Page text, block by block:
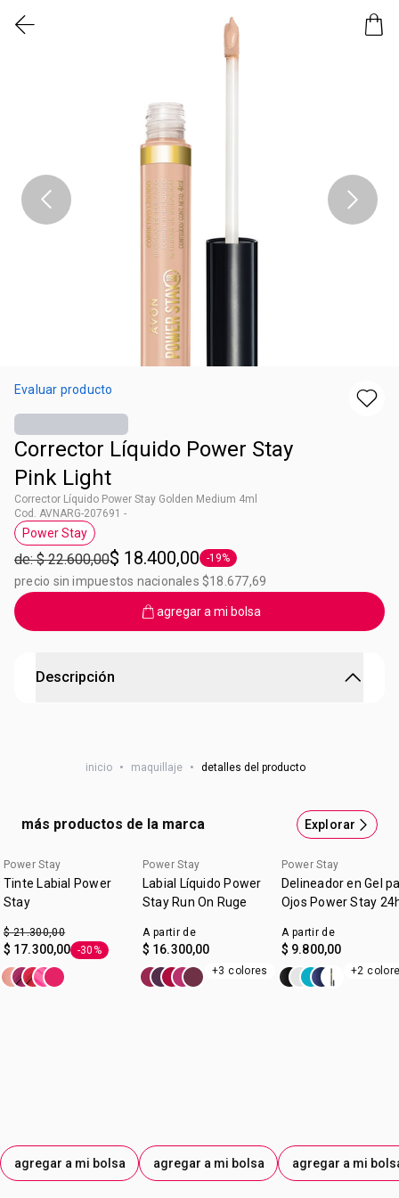
Evaluar producto
Corrector Líquido Power Stay
Pink Light
Corrector Líquido Power Stay Golden Medium 4ml
Cod. AVNARG-207691 -
Etiqueta Power Stay
Power Stay
de: $ 22.600,00$ 18.400,00 Etiqueta -19%
-19%
precio sin impuestos nacionales $18.677,69
agregar a mi bolsa
Descripción
Formula libre de aceite. Confortable con 18 hs de duración.
inicio • maquillaje • detalles del producto
más productos de la marca Explorar
Power Stay
Tinte Labial Power
Stay
$ 21.300,00
$ 17.300,00 Etiqueta -30%
-30%
agregar a mi bolsa
Power Stay
Labial Líquido Power
Stay Run On Ruge
A partir de
$ 16.300,00
+3 colores
agregar a mi bolsa
Power Stay
Delineador en Gel
Ojos Power Stay
A partir de
$ 9.800,00
+2
agregar a mi